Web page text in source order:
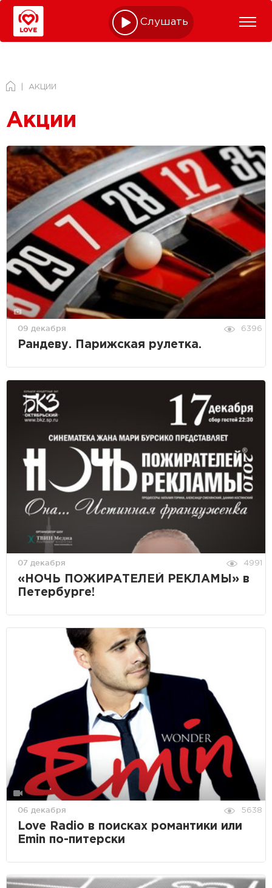
Слушать online
АКЦИИ
Акции
09 декабря 6396
Рандеву. Парижская рулетка.
07 декабря 4991
«НОЧЬ ПОЖИРАТЕЛЕЙ РЕКЛАМЫ» в
Петербурге!
06 декабря 5638
Love Radio в поисках романтики или
Emin по-питерски